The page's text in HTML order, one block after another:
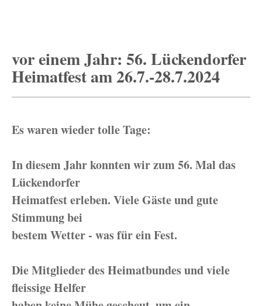
vor einem Jahr: 56. Lückendorfer
Heimatfest am 26.7.-28.7.2024
Es waren wieder tolle Tage:
In diesem Jahr konnten wir zum 56. Mal das
Lückendorfer
Heimatfest erleben. Viele Gäste und gute
Stimmung bei
bestem Wetter - was für ein Fest.
Die Mitglieder des Heimatbundes und viele
fleissige Helfer